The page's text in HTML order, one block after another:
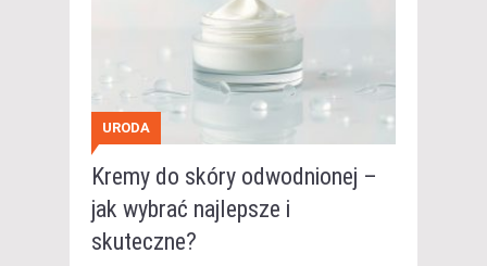
URODA
Kremy do skóry odwodnionej –
jak wybrać najlepsze i
skuteczne?